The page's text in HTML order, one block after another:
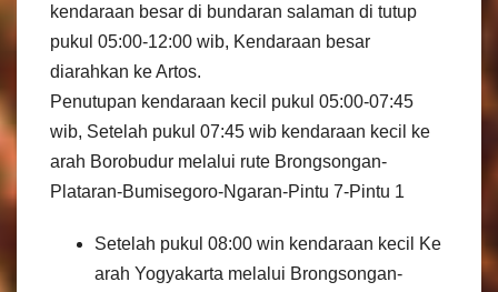
kendaraan besar di bundaran salaman di tutup
pukul 05:00-12:00 wib, Kendaraan besar
diarahkan ke Artos.
Penutupan kendaraan kecil pukul 05:00-07:45
wib, Setelah pukul 07:45 wib kendaraan kecil ke
arah Borobudur melalui rute Brongsongan-
Plataran-Bumisegoro-Ngaran-Pintu 7-Pintu 1
Setelah pukul 08:00 win kendaraan kecil Ke
arah Yogyakarta melalui Brongsongan-